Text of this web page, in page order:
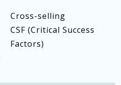
Cross-selling
CSF (Critical Success
Factors)